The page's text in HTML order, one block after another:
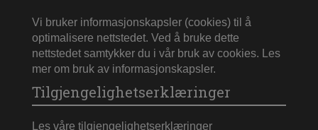
Vi bruker informasjonskapsler (cookies) til å
optimalisere nettstedet. Ved å bruke dette
nettstedet samtykker du i vår bruk av cookies.
Les
mer om bruk av informasjonskapsler.
Tilgjengelighetserklæringer
Les våre tilgjengelighetserklæringer